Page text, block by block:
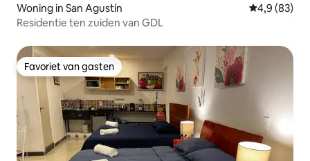
Woning in San Agustín Gemiddelde
4,9 (83)
Residentie ten zuiden van GDL
Favoriet van gasten
Favoriet van gasten